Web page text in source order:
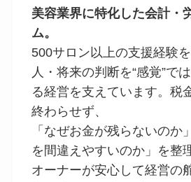
美容業界に特化した会計・
ム。
500サロン以上の支援経験
人・将来の判断を“感覚”で
る経営を支えています。税
終わらせず、
「なぜお金が残らないのか
を間違えやすいのか」を整
オーナーが安心して経営の